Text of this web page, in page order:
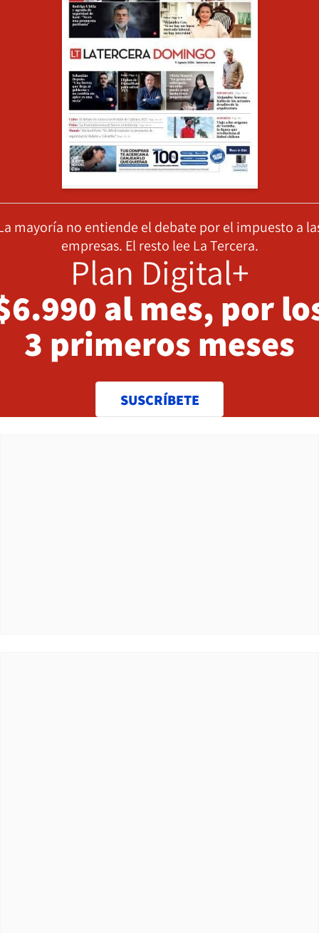
mayoría no entiende el debate por el impuesto a
empresas. El resto lee La Tercera.
Plan Digital+
al mes, por
3 primeros meses
SUSCRÍBETE